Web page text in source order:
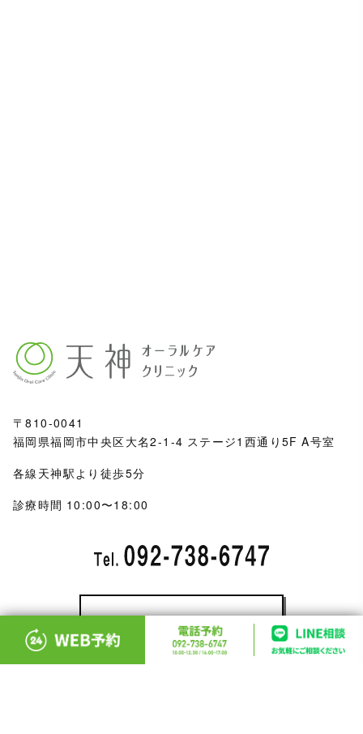
〒810-0041
福岡県福岡市中央区大名2-1-4 ステージ1西通り5F A号室
各線天神駅より徒歩5分
診療時間 10:00〜18:00
WEB予約はこちら
※ご予約の前にお読みください